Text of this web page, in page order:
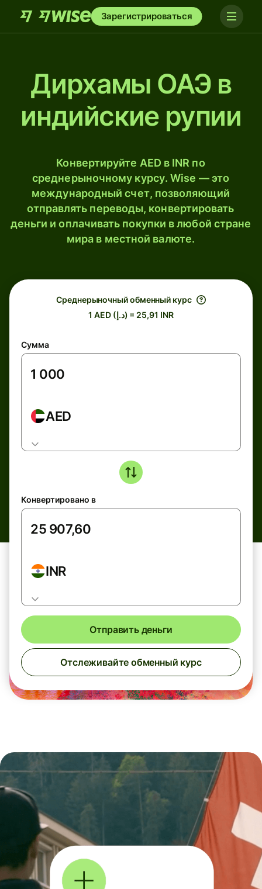
Зарегистрироваться
Дирхамы ОАЭ в
индийские рупии
Конвертируйте AED в INR по
среднерыночному курсу. Wise — это
международный счет, позволяющий
отправлять переводы, конвертировать
деньги и оплачивать покупки в любой стране
мира в местной валюте.
Среднерыночный обменный курс
1 AED (د.إ) = 25,91 INR
Сумма
AED
Конвертировано в
INR
Отправить деньги
Отслеживайте обменный курс